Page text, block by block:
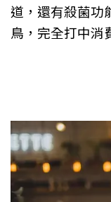
道，還有殺菌功
鳥，完全打中消